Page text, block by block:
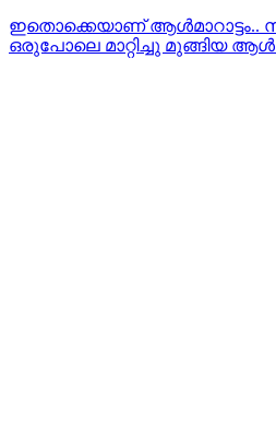
ഇതൊക്കെയാണ് ആള്‍മാറാട്ടം..
ഒരുപോലെ മാറ്റിച്ചു മുങ്ങിയ